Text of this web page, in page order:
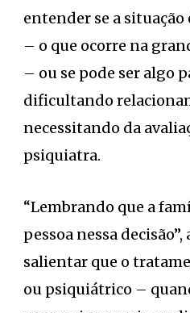
entender se a
– o que ocorre na
– ou se pode ser algo
dificultando
necessitando da
psiquiatra.
“Lembrando que a
pessoa nessa
salientar que o
ou psiquiátrico –